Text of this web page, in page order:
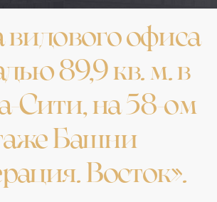
видового офиса
89,9 кв. м. в
Сити, на 58-ом
Башни
Восток».